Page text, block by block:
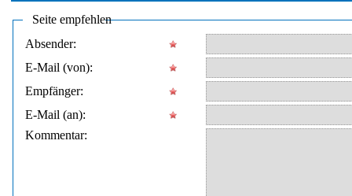
Seite empfehlen
Absender:
E-Mail (von):
Empfänger:
E-Mail (an):
Kommentar: